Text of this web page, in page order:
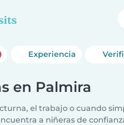
Experiencia
en Palmira
el trabajo o cuando
a niñeras de